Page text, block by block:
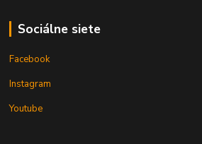
Sociálne siete
Facebook
Instagram
Youtube